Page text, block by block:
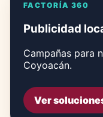
FACTORÍA 360
Publicidad
Campañas para
Coyoacán.
Ver